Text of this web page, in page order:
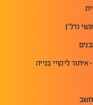
נדל"ן
ליקויי בנייה